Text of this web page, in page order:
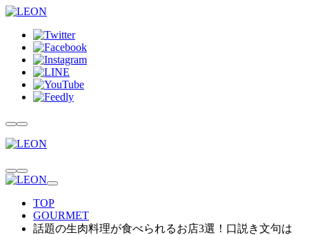
TOP
GOURMET
話題の生肉料理が食べられるお店3選！口説き文句は